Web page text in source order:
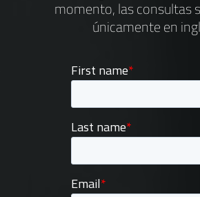
momento, las consultas
únicamente en